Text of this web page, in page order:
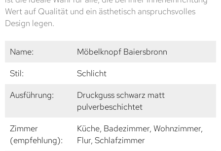
Wert auf Qualität und ein ästhetisch anspruchsvolles
Design legen.
Name:
Möbelknopf Baiersbronn
Stil:
Schlicht
Ausführung:
Druckguss schwarz matt
pulverbeschichtet
Zimmer
(empfehlung):
Küche, Badezimmer, Wohnzimmer,
Flur, Schlafzimmer